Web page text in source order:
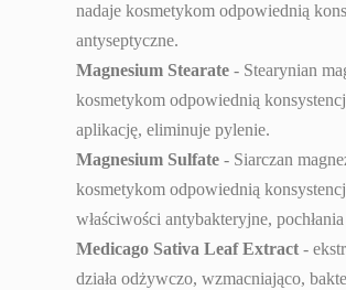
nadaje kosmetykom odpowiednią
antyseptyczne.
Magnesium Stearate - Stearynian
kosmetykom odpowiednią
aplikację, eliminuje pylenie.
Magnesium Sulfate - Siarczan
kosmetykom odpowiednią
właściwości antybakteryjne,
Medicago Sativa Leaf Extract -
działa odżywczo, wzmacniająco,